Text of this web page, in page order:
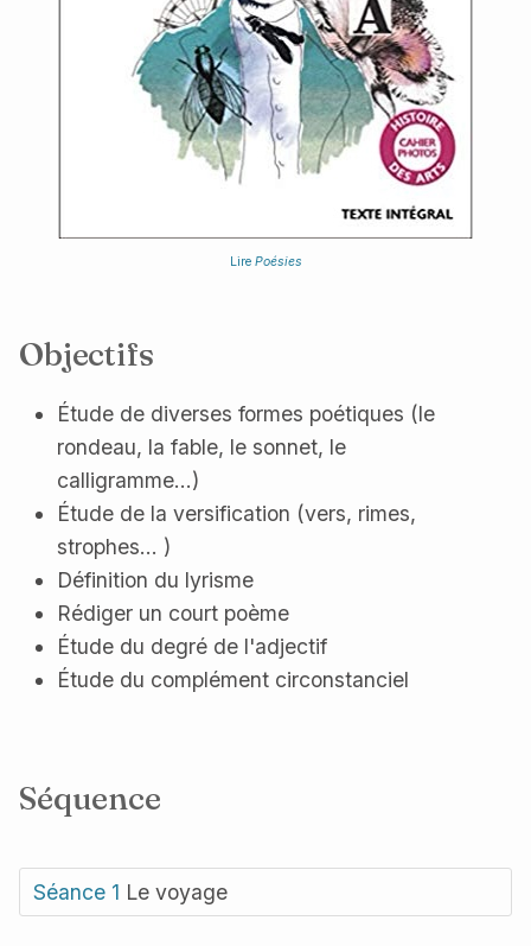
Lire Poésies
Objectifs
Étude de diverses formes poétiques (le
rondeau, la fable, le sonnet, le
calligramme...)
Étude de la versification (vers, rimes,
strophes... )
Définition du lyrisme
Rédiger un court poème
Étude du degré de l'adjectif
Étude du complément circonstanciel
Séquence
Séance 1 Le voyage